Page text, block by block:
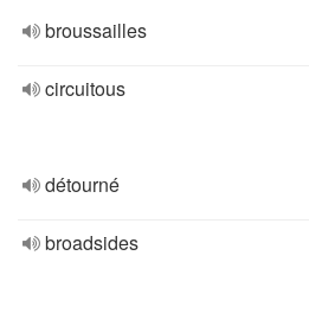
broussailles
circuitous
détourné
broadsides